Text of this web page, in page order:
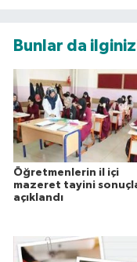
Bunlar da
Öğretmenlerin il içi
mazeret tayini
açıklandı